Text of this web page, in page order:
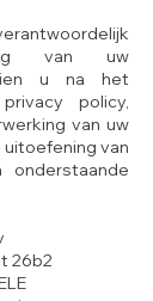
van uw
u na het
policy,
van uw
van
26b2